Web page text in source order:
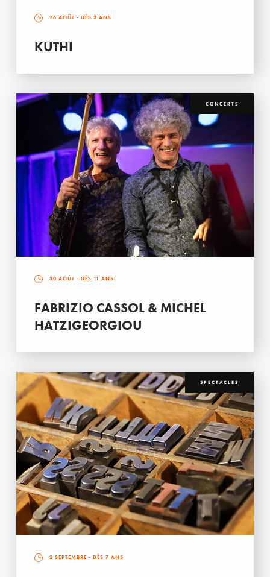
26 AOÛT - DÈS 3 ANS
KUTHI
CONCERTS
30 AOÛT - DÈS 11 ANS
FABRIZIO CASSOL & MICHEL
HATZIGEORGIOU
SPECTACLES
2 SEPTEMBRE - DÈS 7 ANS